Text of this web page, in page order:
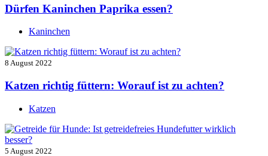
Dürfen Kaninchen Paprika essen?
Kaninchen
8 August 2022
Katzen richtig füttern: Worauf ist zu achten?
Katzen
5 August 2022